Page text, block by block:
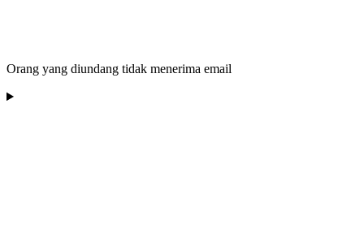
Orang yang diundang tidak menerima email